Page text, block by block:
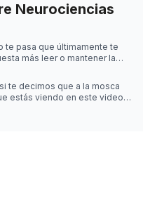
Neurociencias
te pasa que últimamente te
más leer o mantener la
te decimos que a la mosca
estás viendo en este video